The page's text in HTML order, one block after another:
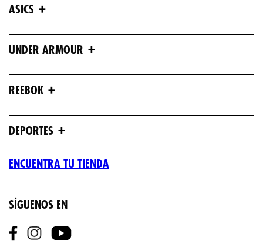
ASICS +
UNDER ARMOUR +
REEBOK +
DEPORTES +
ENCUENTRA TU TIENDA
SÍGUENOS EN